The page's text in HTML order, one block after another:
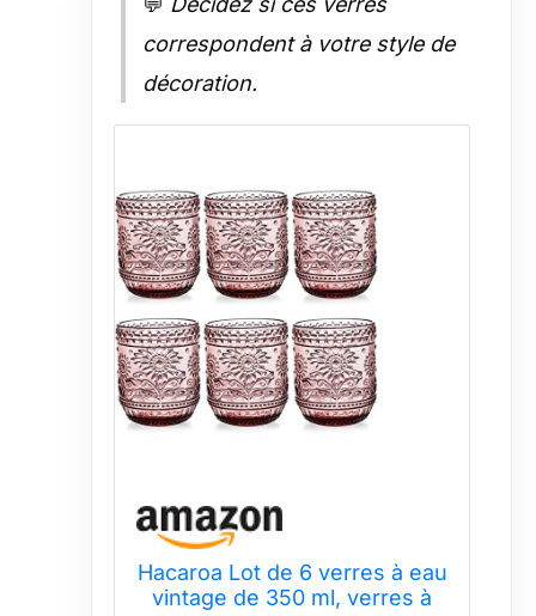
correspondent à votre style de
décoration.
Hacaroa Lot de 6 verres à eau
vintage de 350 ml, verres à